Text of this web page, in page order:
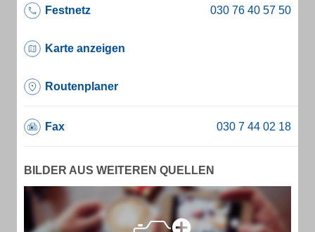
Festnetz
Karte anzeigen
Routenplaner
Fax
BILDER AUS WEITEREN QUELLEN